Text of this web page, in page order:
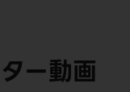
ー動画